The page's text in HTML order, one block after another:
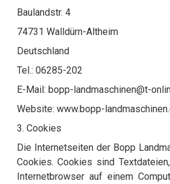
Baulandstr. 4
74731 Walldürn-Altheim
Deutschland
Tel.: 06285-202
E-Mail: bopp-landmaschinen@t-
Website: www.bopp-
3. Cookies
Die Internetseiten der Bopp
Cookies. Cookies sind
Internetbrowser auf einem